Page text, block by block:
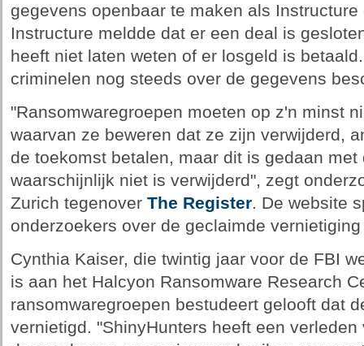
gegevens openbaar te maken als
Instructure meldde dat er een deal is
heeft niet laten weten of er losgeld is
criminelen nog steeds over de gegevens
"Ransomwaregroepen moeten op z'n minst
waarvan ze beweren dat ze zijn verwijderd,
de toekomst betalen, maar dit is gedaan
waarschijnlijk niet is verwijderd", zegt
Zurich tegenover The Register. De website
onderzoekers over de geclaimde
Cynthia Kaiser, die twintig jaar voor de FBI
is aan het Halcyon Ransomware Research
ransomwaregroepen bestudeert gelooft dat
vernietigd. "ShinyHunters heeft een